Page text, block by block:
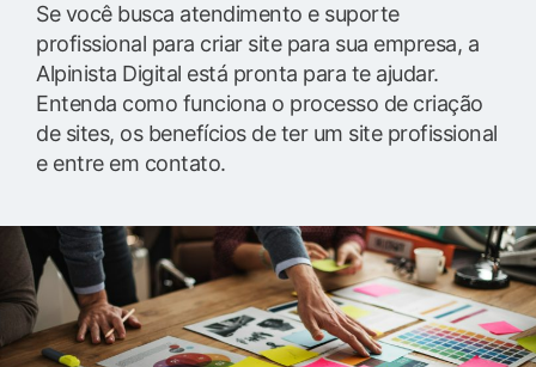
Se você busca atendimento e suporte
profissional para criar site para sua empresa, a
Alpinista Digital está pronta para te ajudar.
Entenda como funciona o processo de criação
de sites, os benefícios de ter um site profissional
e entre em contato.